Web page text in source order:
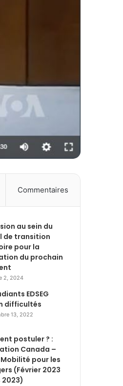
Commentaires
au sein du
de transition
pour la
du prochain
2, 2024
EDSEG
difficultés
13, 2022
postuler ? :
Canada –
pour les
(Février 2023
2023)